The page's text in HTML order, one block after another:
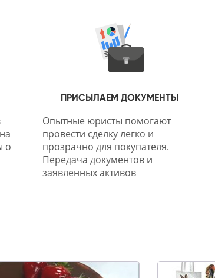
о
ПРИСЫЛАЕМ ДОКУМЕНТЫ
Опытные юристы помогают
провести сделку легко и
прозрачно для покупателя.
Передача документов и
заявленных активов